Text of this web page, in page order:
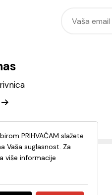
PRIHVAĆAM slažete
Vaša suglasnost. Za
više informacije